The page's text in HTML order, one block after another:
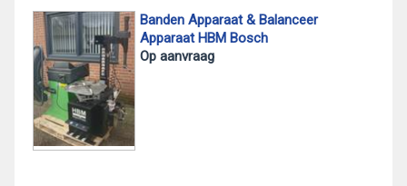
Banden Apparaat & Balanceer
Apparaat HBM Bosch
Op aanvraag